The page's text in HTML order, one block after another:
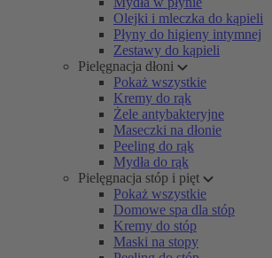
Olejki i mleczka do kąpieli
Płyny do higieny intymnej
Zestawy do kąpieli
Pielęgnacja dłoni
Pokaż wszystkie
Kremy do rąk
Żele antybakteryjne
Maseczki na dłonie
Peeling do rąk
Mydła do rąk
Pielęgnacja stóp i pięt
Pokaż wszystkie
Domowe spa dla stóp
Kremy do stóp
Maski na stopy